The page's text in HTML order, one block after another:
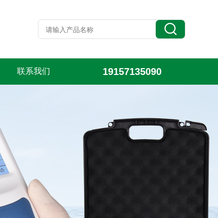
联系我们 19157135090